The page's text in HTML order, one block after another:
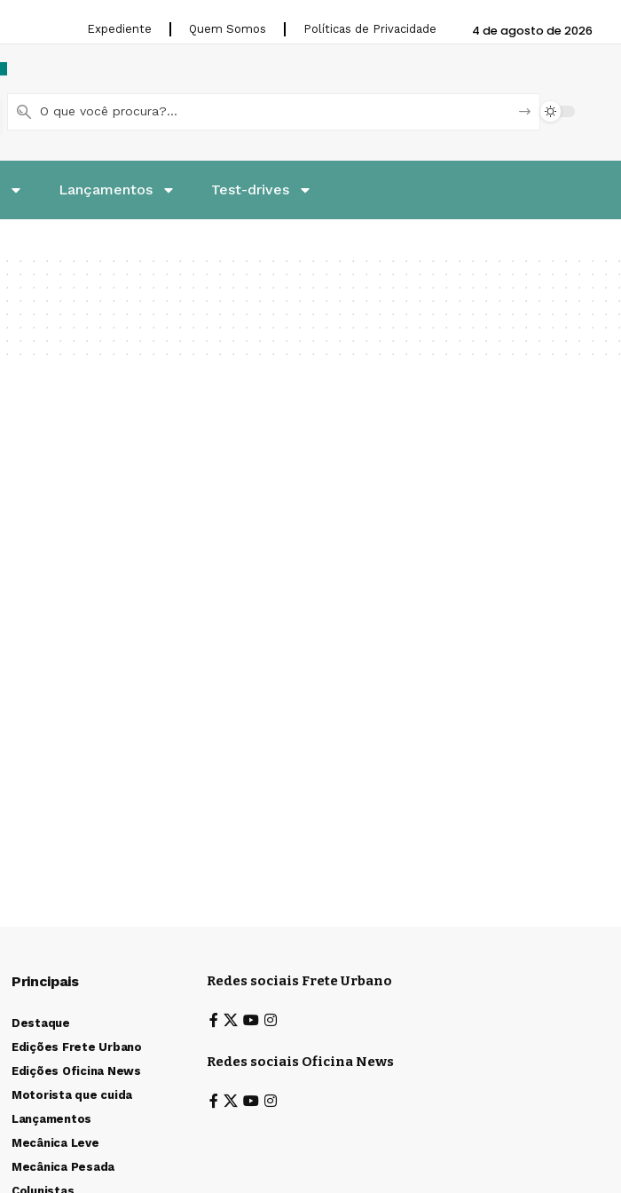
Expediente Quem Somos Políticas de Privacidade 4 de agosto de 2026
Lançamentos Test-drives
Principais
Destaque
Edições Frete Urbano
Edições Oficina News
Motorista que cuida
Lançamentos
Mecânica Leve
Mecânica Pesada
Redes sociais Frete Urbano
Redes sociais Oficina News